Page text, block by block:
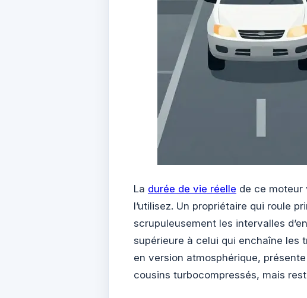
La durée de vie réelle de ce moteur
l’utilisez. Un propriétaire qui roule
scrupuleusement les intervalles
supérieure à celui qui enchaîne les
en version atmosphérique,
cousins turbocompressés, mais